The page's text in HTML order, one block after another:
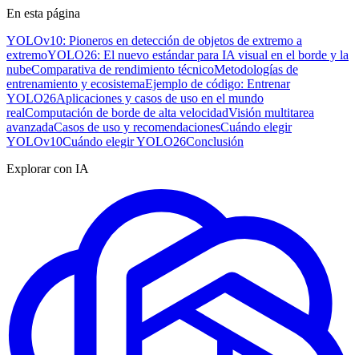
En esta página
YOLOv10: Pioneros en detección de objetos de extremo a
extremoYOLO26: El nuevo estándar para IA visual en el borde y la
nubeComparativa de rendimiento técnicoMetodologías de
entrenamiento y ecosistemaEjemplo de código: Entrenar
YOLO26Aplicaciones y casos de uso en el mundo
realComputación de borde de alta velocidadVisión multitarea
avanzadaCasos de uso y recomendacionesCuándo elegir
YOLOv10Cuándo elegir YOLO26Conclusión
Explorar con IA